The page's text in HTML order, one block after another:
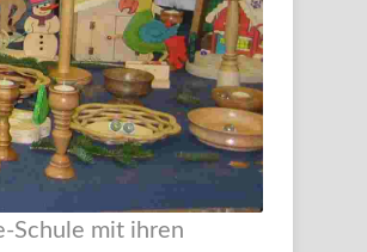
Schule mit ihren